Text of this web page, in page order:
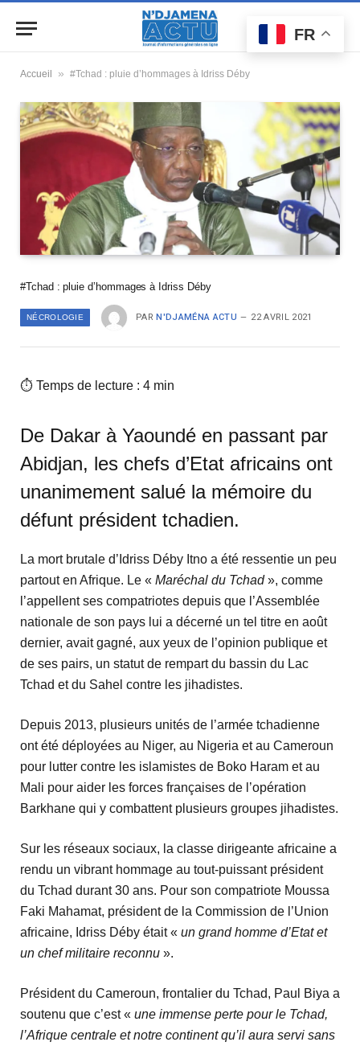
Accueil » #Tchad : pluie d’hommages à Idriss Déby
#Tchad : pluie d’hommages à Idriss Déby
NÉCROLOGIE PAR N'DJAMÉNA ACTU 22 AVRIL 2021
⏱ Temps de lecture : 4 min
De Dakar à Yaoundé en passant par
Abidjan, les chefs d’Etat africains ont
unanimement salué la mémoire du
défunt président tchadien.
La mort brutale d’Idriss Déby Itno a été ressentie un peu
partout en Afrique. Le « Maréchal du Tchad», comme
l’appellent ses compatriotes depuis que l’Assemblée
nationale de son pays lui a décerné un tel titre en août
dernier, avait gagné, aux yeux de l’opinion publique et
de ses pairs, un statut de rempart du bassin du Lac
Tchad et du Sahel contre les jihadistes.
Depuis 2013, plusieurs unités de l’armée tchadienne
ont été déployées au Niger, au Nigeria et au Cameroun
pour lutter contre les islamistes de Boko Haram et au
Mali pour aider les forces françaises de l’opération
Barkhane qui y combattent plusieurs groupes jihadistes.
Sur les réseaux sociaux, la classe dirigeante africaine a
rendu un vibrant hommage au tout-puissant président
du Tchad durant 30 ans. Pour son compatriote Moussa
Faki Mahamat, président de la Commission de l’Union
africaine, Idriss Déby était « un grand homme d’Etat et
un chef militaire reconnu ».
Président du Cameroun, frontalier du Tchad, Paul Biya a
soutenu que c’est « une immense perte pour le Tchad,
l’Afrique centrale et notre continent qu’il aura servi sans
FR